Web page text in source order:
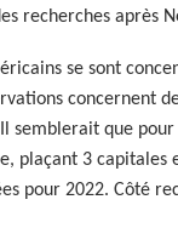
recherches après
se sont
concernent
semblerait que
plaçant 3 capitales
pour 2022. Côté